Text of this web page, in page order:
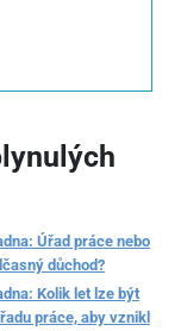
Úřad práce nebo
důchod?
Kolik let lze být
práce, aby vznikl